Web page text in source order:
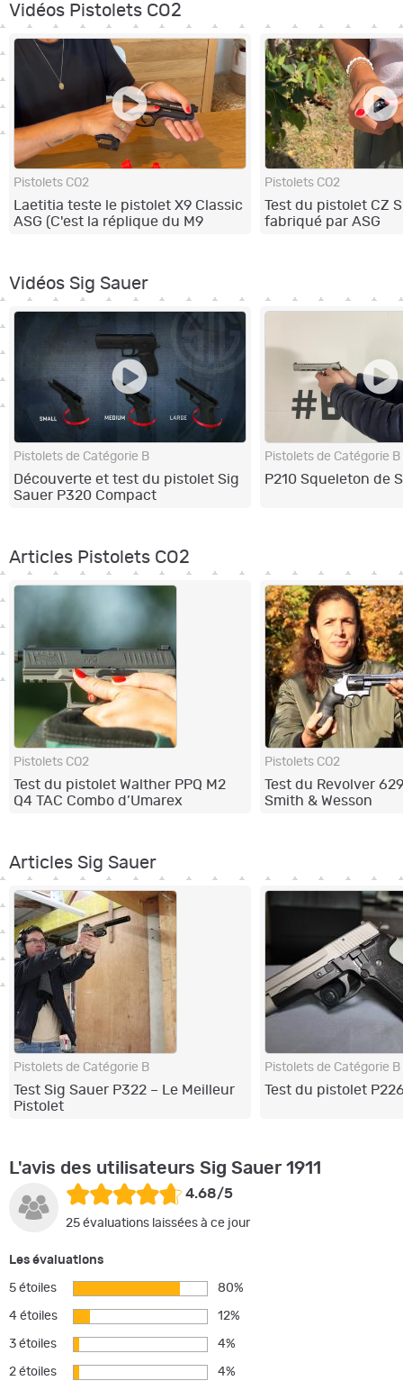
Vidéos Pistolets CO2
Pistolets CO2
Laetitia teste le pistolet X9 Classic
ASG (C'est la réplique du M9
Pistolets CO2
Test du pistolet CZ
fabriqué par ASG
Vidéos Sig Sauer
Pistolets de Catégorie B
Découverte et test du pistolet Sig
Sauer P320 Compact
Pistolets de Catégorie B
P210 Squeleton de
Articles Pistolets CO2
Pistolets CO2
Test du pistolet Walther PPQ M2
Q4 TAC Combo d’Umarex
Pistolets CO2
Test du Revolver
Smith & Wesson
Articles Sig Sauer
Pistolets de Catégorie B
Test Sig Sauer P322 – Le Meilleur
Pistolet
Pistolets de Catégorie B
Test du pistolet
L'avis des utilisateurs Sig Sauer 1911
4.68/5
25 évaluations laissées à ce jour
Les évaluations
5 étoiles 80%
4 étoiles 12%
3 étoiles 4%
2 étoiles 4%